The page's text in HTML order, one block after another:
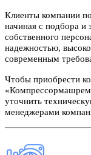
Клиенты компании
начиная с подбора и
собственного
надежностью,
современным
Чтобы приобрести
уточнить
менеджерами